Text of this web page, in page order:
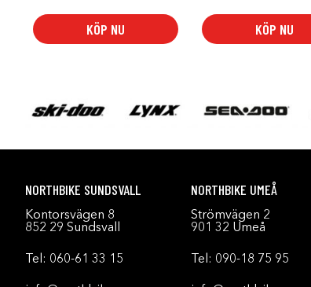
KÖP NU KÖP NU
NORTHBIKE SUNDSVALL
Kontorsvägen 8
852 29 Sundsvall
Tel: 060-61 33 15
NORTHBIKE UMEÅ
Strömvägen 2
901 32 Umeå
Tel: 090-18 75 95